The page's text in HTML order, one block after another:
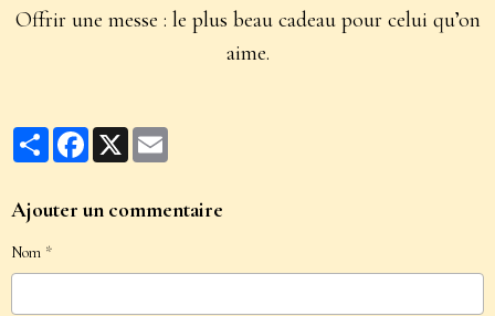
Offrir une messe : le plus beau cadeau pour celui qu’on
aime.
PartagerFacebook
X
Ajouter un commentaire
Nom